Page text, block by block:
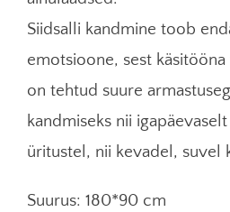
Siidsalli kandmine toob
emotsioone, sest
on tehtud suure
kandmiseks nii
üritustel, nii kevadel, suvel
Suurus: 180*90 cm